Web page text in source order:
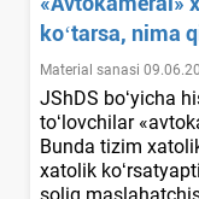
koʻtarsa, nima
Material sanasi
JShDS boʻyicha
toʻlovchilar
Bunda tizim
хatolik
soliq